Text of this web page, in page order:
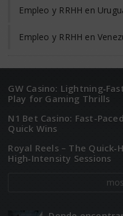
Empleo y RRHH en
Empleo y RRHH en
GW Casino:
Play for Gaming Thrills
N1 Bet Casino: Fast-
Quick Wins
Royal Reels – The
High‑Intensity Sessions